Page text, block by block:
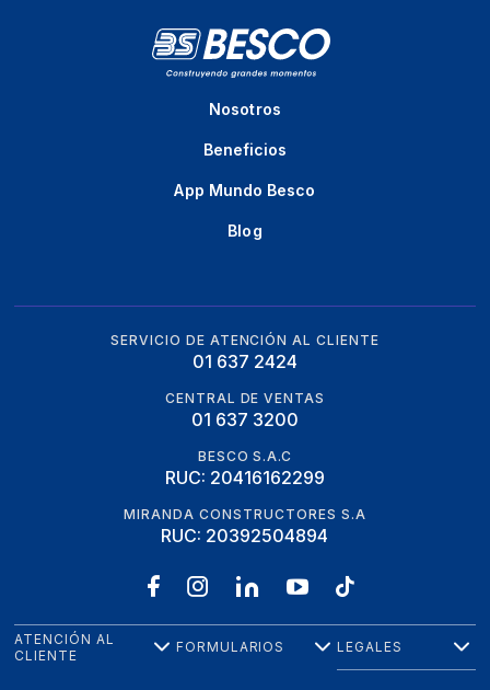
Nosotros
Beneficios
App Mundo Besco
Blog
SERVICIO DE ATENCIÓN AL CLIENTE
01 637 2424
CENTRAL DE VENTAS
01 637 3200
BESCO S.A.C
RUC: 20416162299
MIRANDA CONSTRUCTORES S.A
RUC: 20392504894
ATENCIÓN AL
CLIENTE
FORMULARIOS LEGALES